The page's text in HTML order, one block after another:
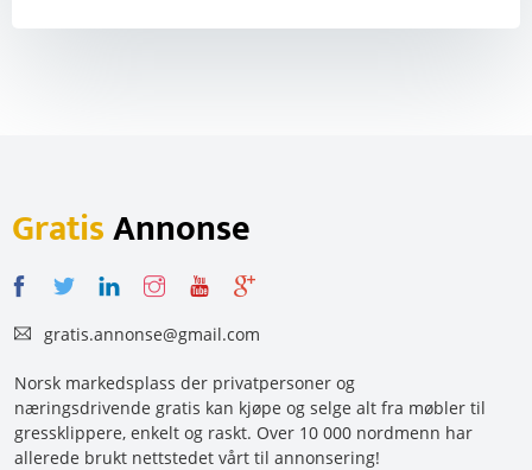
GratisAnnonse
gratis.annonse@gmail.com
Norsk markedsplass der privatpersoner og
næringsdrivende gratis kan kjøpe og selge alt fra møbler til
gressklippere, enkelt og raskt. Over 10 000 nordmenn har
allerede brukt nettstedet vårt til annonsering!